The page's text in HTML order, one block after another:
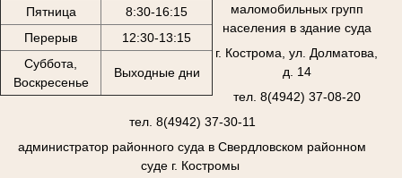
Пятница
8:30-16:15
Перерыв
12:30-13:15
Суббота,
Воскресенье
Выходные дни
маломобильных групп
населения в здание суда
г. Кострома, ул. Долматова,
д. 14
тел. 8(4942) 37-08-20
тел. 8(4942) 37-30-11
администратор районного суда в Свердловском районном
суде г. Костромы